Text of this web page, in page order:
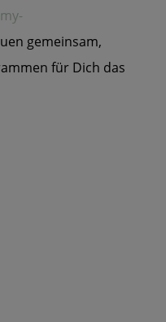
gemeinsam,
für Dich das